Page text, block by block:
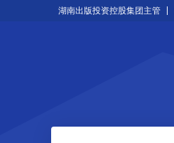
湖南出版投资控股集团主管